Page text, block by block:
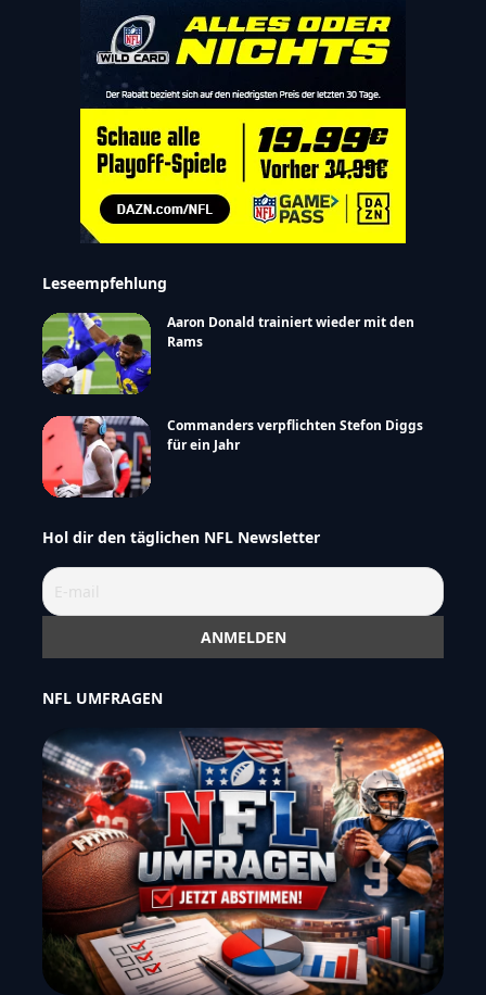
Leseempfehlung
Aaron Donald trainiert wieder mit den
Rams
Commanders verpflichten Stefon Diggs
für ein Jahr
Hol dir den täglichen NFL Newsletter
NFL UMFRAGEN